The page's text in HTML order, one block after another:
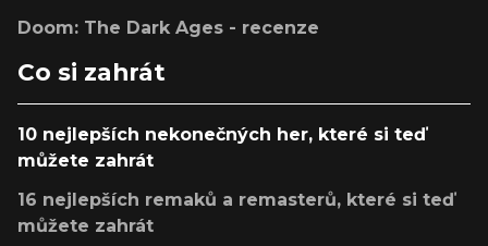
Doom: The Dark Ages - recenze
Co si zahrát
10 nejlepších nekonečných her, které si teď
můžete zahrát
16 nejlepších remaků a remasterů, které si teď
můžete zahrát